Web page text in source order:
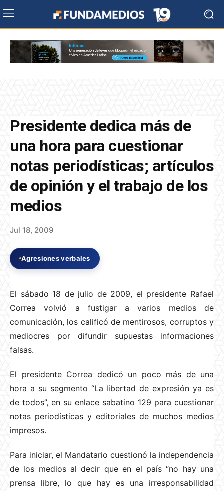
Presidente dedica más de
una hora para cuestionar
notas periodísticas; artículos
de opinión y el trabajo de los
medios
Jul 18, 2009
Agresiones verbales
El sábado 18 de julio de 2009, el presidente Rafael
Correa volvió a fustigar a varios medios de
comunicación, los calificó de mentirosos, corruptos y
mediocres por difundir supuestas informaciones
falsas.
El presidente Correa dedicó un poco más de una
hora a su segmento “La libertad de expresión ya es
de todos”, en su enlace sabatino 129 para cuestionar
notas periodísticas y editoriales de muchos medios
impresos.
Para iniciar, el Mandatario cuestionó la independencia
de los medios al decir que en el país “no hay una
prensa libre, lo que hay es una irresponsabilidad